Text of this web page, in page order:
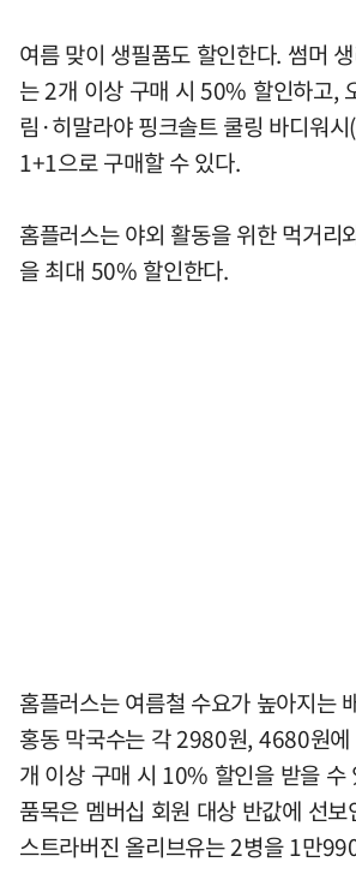
여름 맞이 생필품도 할인한다. 썸머
는 2개 이상 구매 시 50% 할인하고,
림·히말라야 핑크솔트 쿨링 바디워
1+1으로 구매할 수 있다.
홈플러스는 야외 활동을 위한 먹거리
을 최대 50% 할인한다.
홈플러스는 여름철 수요가 높아지는
홍동 막국수는 각 2980원, 4680원에
개 이상 구매 시 10% 할인을 받을 수
품목은 멤버십 회원 대상 반값에 선
스트라버진 올리브유는 2병을 1만